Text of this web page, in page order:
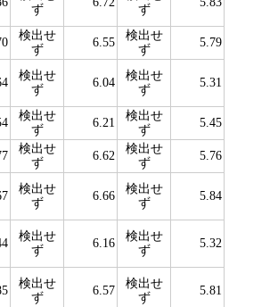
ず
ず
検出せ
ず
6.55
検出せ
ず
5.79
検出せ
ず
6.04
検出せ
ず
5.31
検出せ
ず
6.21
検出せ
ず
5.45
検出せ
ず
6.62
検出せ
ず
5.76
検出せ
ず
6.66
検出せ
ず
5.84
検出せ
ず
6.16
検出せ
ず
5.32
検出せ
ず
6.57
検出せ
ず
5.81